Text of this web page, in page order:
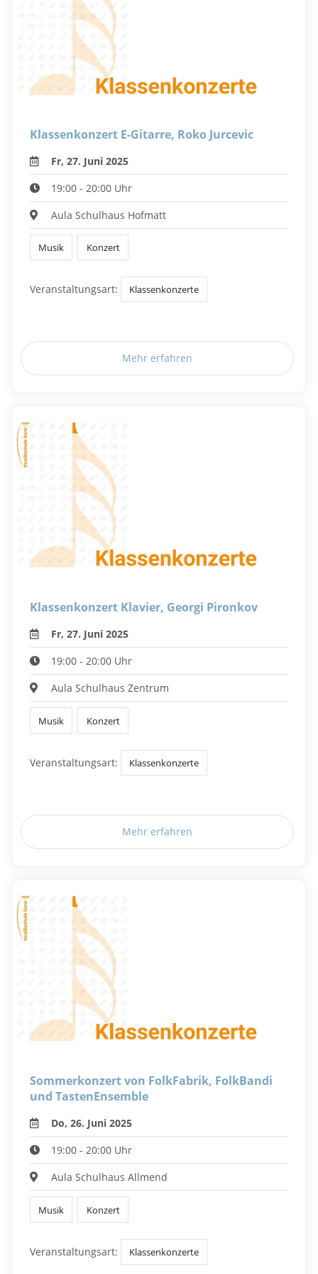
Klassenkonzert E-Gitarre, Roko Jurcevic
Fr, 27. Juni 2025
19:00 - 20:00 Uhr
Aula Schulhaus Hofmatt
Musik Konzert
Veranstaltungsart: Klassenkonzerte
Mehr erfahren
Klassenkonzert Klavier, Georgi Pironkov
Fr, 27. Juni 2025
19:00 - 20:00 Uhr
Aula Schulhaus Zentrum
Musik Konzert
Veranstaltungsart: Klassenkonzerte
Mehr erfahren
Sommerkonzert von FolkFabrik, FolkBandi
und TastenEnsemble
Do, 26. Juni 2025
19:00 - 20:00 Uhr
Aula Schulhaus Allmend
Musik Konzert
Veranstaltungsart: Klassenkonzerte